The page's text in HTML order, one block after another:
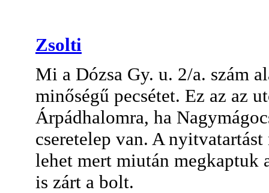
Zsolti
Mi a Dózsa Gy. u. 2/a. szám
minőségű pecsétet. Ez az az
Árpádhalomra, ha
cseretelep van. A
lehet mert miután megkaptuk
is zárt a bolt.